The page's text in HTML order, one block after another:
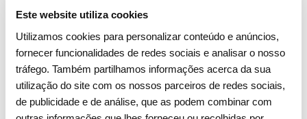
Este website utiliza cookies
Utilizamos cookies para personalizar conteúdo e anúncios,
fornecer funcionalidades de redes sociais e analisar o nosso
tráfego. Também partilhamos informações acerca da sua
utilização do site com os nossos parceiros de redes sociais,
de publicidade e de análise, que as podem combinar com
inúmeras carências a nível social e económico. O Centro
presta apoio domiciliário a 50 idosos e conta com um lar de
idosos, com 30 utentes e um centro de convívio, no qual dá
apoio a 12 utentes.